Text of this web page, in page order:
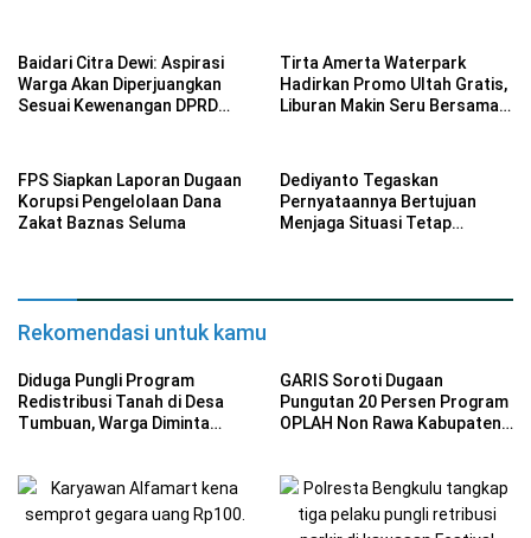
Baidari Citra Dewi: Aspirasi
Warga Akan Diperjuangkan
Sesuai Kewenangan DPRD
Tirta Amerta Waterpark
Hadirkan Promo Ultah Gratis,
Liburan Makin Seru Bersama
FPS Siapkan Laporan Dugaan
Korupsi Pengelolaan Dana
Zakat Baznas Seluma
Dediyanto Tegaskan
Pernyataannya Bertujuan
Menjaga Situasi Tetap
Rekomendasi untuk kamu
Diduga Pungli Program
Redistribusi Tanah di Desa
Tumbuan, Warga Diminta
GARIS Soroti Dugaan
Pungutan 20 Persen Program
OPLAH Non Rawa Kabupaten